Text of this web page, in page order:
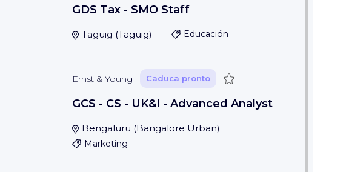
GDS Tax - SMO Staff
Taguig (Taguig) Educación
Ernst & Young Caduca pronto Guardar
GCS - CS - UK&I - Advanced Analyst
Bengaluru (Bangalore Urban)
Marketing